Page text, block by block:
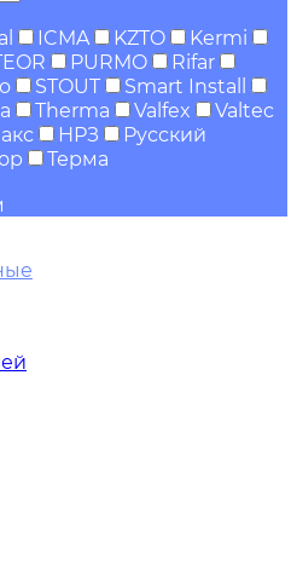
ICMA KZTO
Kermi
PURMO
Rifar
STOUT
Smart Install
Therma Valfex
Valtec
НРЗ
Русский
Терма